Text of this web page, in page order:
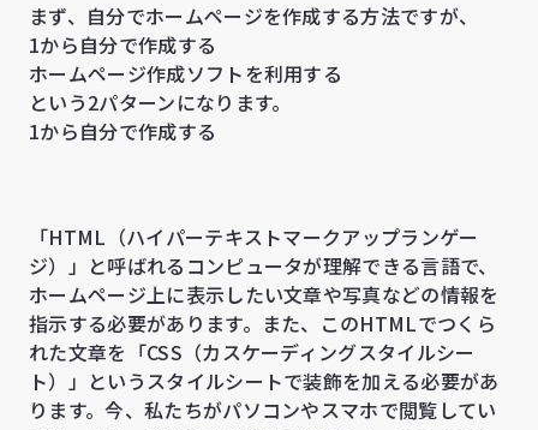
まず、自分でホームページを作成する方法ですが、
1から自分で作成する
ホームページ作成ソフトを利用する
という2パターンになります。
1から自分で作成する
「HTML（ハイパーテキストマークアップランゲー
ジ）」と呼ばれるコンピュータが理解できる言語で、
ホームページ上に表示したい文章や写真などの情報を
指示する必要があります。また、このHTMLでつくら
れた文章を「CSS（カスケーディングスタイルシー
ト）」というスタイルシートで装飾を加える必要があ
ります。今、私たちがパソコンやスマホで閲覧してい